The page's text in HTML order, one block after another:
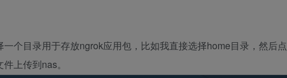
一个目录用于存放ngrok应用包，比如我直接选择home目录，然后点
上传到nas。